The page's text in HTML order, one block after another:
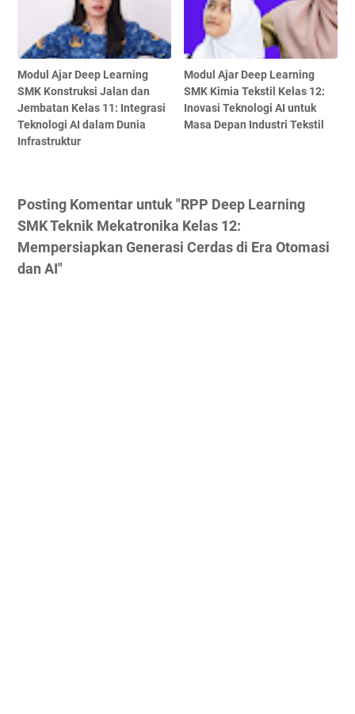
Modul Ajar Deep Learning
SMK Konstruksi Jalan dan
Jembatan Kelas 11: Integrasi
Teknologi AI dalam Dunia
Infrastruktur
Modul Ajar Deep Learning
SMK Kimia Tekstil Kelas 12:
Inovasi Teknologi AI untuk
Masa Depan Industri Tekstil
Posting Komentar untuk "RPP Deep Learning
SMK Teknik Mekatronika Kelas 12:
Mempersiapkan Generasi Cerdas di Era Otomasi
dan AI"